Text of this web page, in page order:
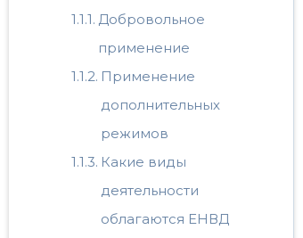
Добровольное
применение
Применение
дополнительных
режимов
Какие виды
деятельности
облагаются ЕНВД